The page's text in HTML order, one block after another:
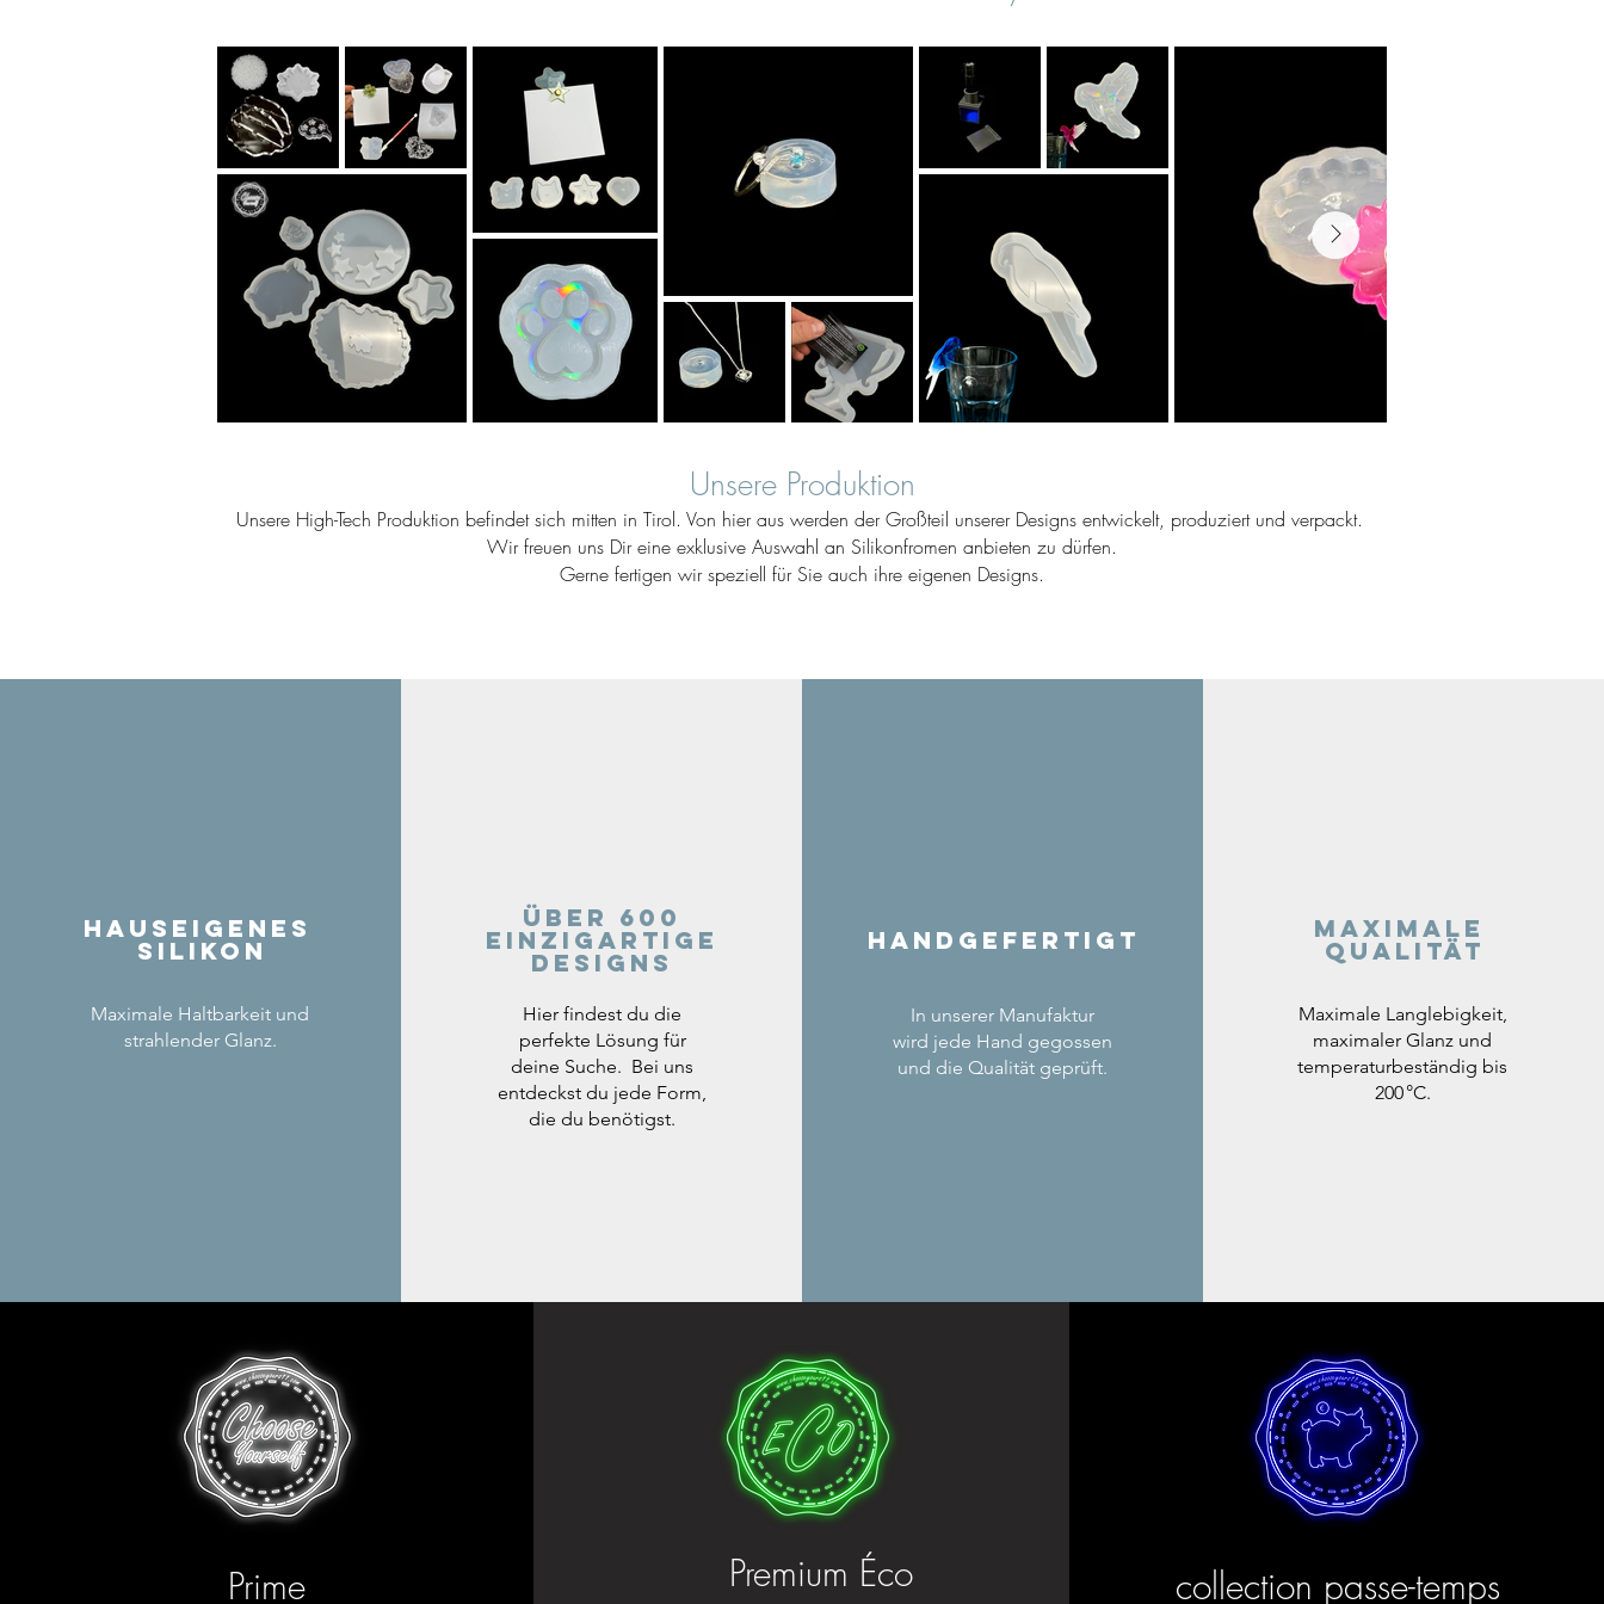
Unsere Produktion
Unsere High-Tech Produktion befindet sich mitten in Tirol. Von hier aus werden der Großteil unserer Designs entwickelt, produziert und verpackt.
Wir freuen uns Dir eine exklusive Auswahl an Silikonfromen anbieten zu dürfen.
Gerne fertigen wir speziell für Sie auch ihre eigenen Designs.
Hauseigenes
Silikon
Maximale Haltbarkeit und
strahlender Glanz.
Über 600
einzigartige
Designs
Hier findest du die
perfekte Lösung für
deine Suche. Bei uns
entdeckst du jede Form,
die du benötigst.
Handgefertigt
In unserer Manufaktur
wird jede Hand gegossen
und die Qualität geprüft.
Maximale
Qualität
Maximale Langlebigkeit,
maximaler Glanz und
temperaturbeständig bis
200 °C.
Prime Premium Éco collection passe-temps